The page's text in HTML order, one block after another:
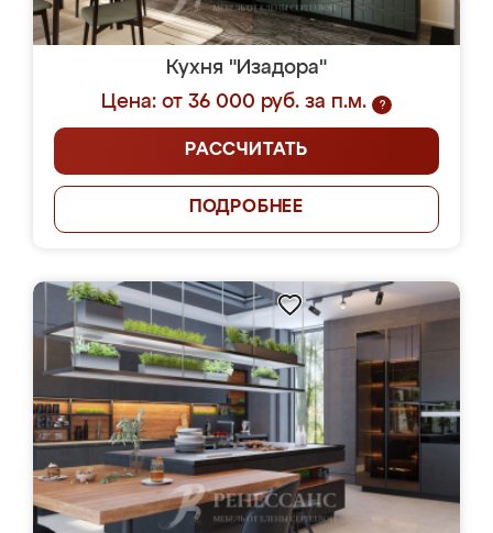
Кухня "Изадора"
Цена: от 36 000 руб. за п.м.
?
РАССЧИТАТЬ
ПОДРОБНЕЕ